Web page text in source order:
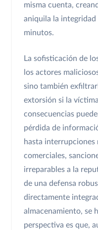
misma cuenta,
aniquila la
minutos.
La sofisticación de
los actores
sino también
extorsión si la
consecuencias
pérdida de
hasta interrupciones
comerciales,
irreparables a la
de una defensa
directamente
almacenamiento, se
perspectiva es que,